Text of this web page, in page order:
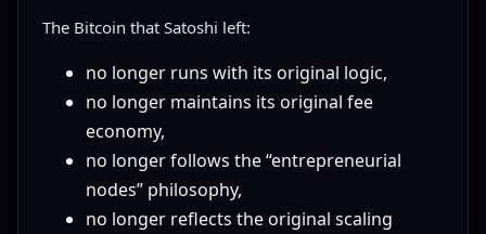
The Bitcoin that Satoshi left:
no longer runs with its original logic,
no longer maintains its original fee
economy,
no longer follows the “entrepreneurial
nodes” philosophy,
no longer reflects the original scaling